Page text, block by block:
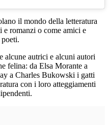
il mondo della letteratura
e romanzi o come amici e
alcune autrici e alcuni autori
felina: da Elsa Morante a
a Charles Bukowski i gatti
con i loro atteggiamenti